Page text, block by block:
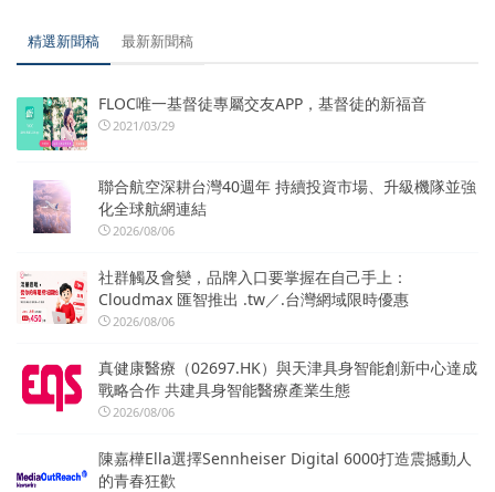
精選新聞稿 最新新聞稿
FLOC唯一基督徒專屬交友APP，基督徒的新福音
2021/03/29
聯合航空深耕台灣40週年 持續投資市場、升級機隊並強
化全球航網連結
2026/08/06
社群觸及會變，品牌入口要掌握在自己手上：
Cloudmax 匯智推出 .tw／.台灣網域限時優惠
2026/08/06
真健康醫療（02697.HK）與天津具身智能創新中心達成
戰略合作 共建具身智能醫療產業生態
2026/08/06
陳嘉樺Ella選擇Sennheiser Digital 6000打造震撼動人
的青春狂歡